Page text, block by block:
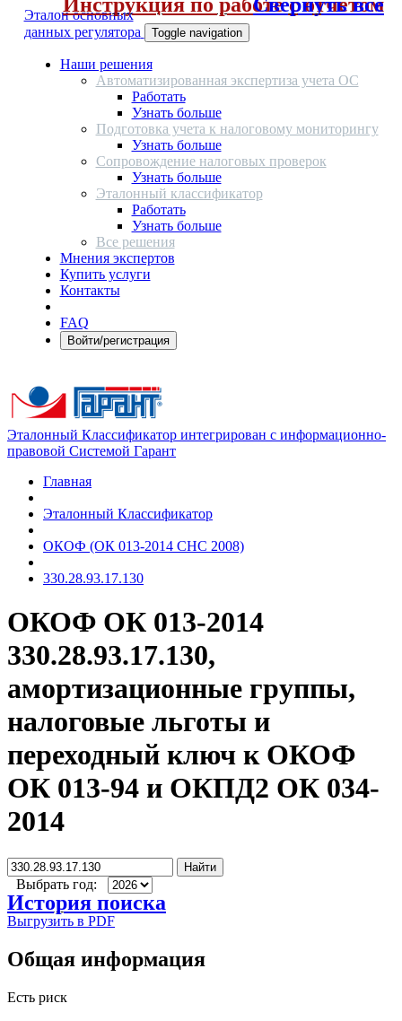
Эталон основных
данных регулятора
Toggle navigation
Наши решения
Автоматизированная экспертиза учета ОС
Работать
Узнать больше
Подготовка учета к налоговому мониторингу
Узнать больше
Сопровождение налоговых проверок
Узнать больше
Эталонный классификатор
Работать
Узнать больше
Все решения
Мнения экспертов
Купить услуги
Контакты
FAQ
Войти/регистрация
Эталонный Классификатор интегрирован с информационно-
правовой Системой Гарант
Главная
Эталонный Классификатор
ОКОФ (ОК 013-2014 СНС 2008)
330.28.93.17.130
ОКОФ ОК 013-2014
330.28.93.17.130,
амортизационные группы,
налоговые льготы и
переходный ключ к ОКОФ
ОК 013-94 и ОКПД2 ОК 034-
2014
Найти
Выбрать год:
История поиска
Выгрузить в PDF
Общая информация
Есть риск